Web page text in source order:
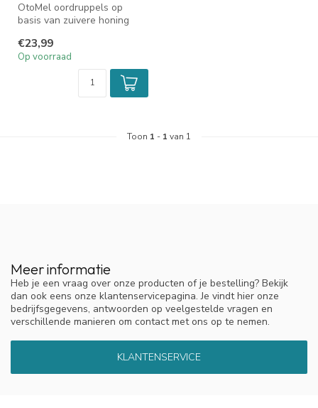
OtoMel oordruppels op
basis van zuivere honing
uitwen...
€23,99
Op voorraad
Toon 1 - 1 van 1
Meer informatie
Heb je een vraag over onze producten of je bestelling? Bekijk
dan ook eens onze klantenservicepagina. Je vindt hier onze
bedrijfsgegevens, antwoorden op veelgestelde vragen en
verschillende manieren om contact met ons op te nemen.
KLANTENSERVICE